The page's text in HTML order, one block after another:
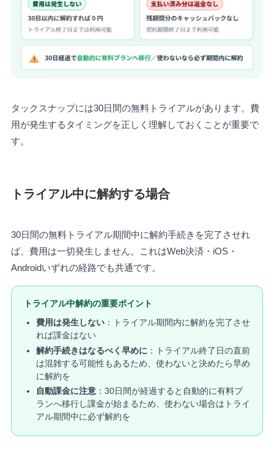
タックスナップには30日間の無料トライアルがあります。費
用が発生するタイミングを正しく理解しておくことが重要で
す。
トライアル中に解約する場合
30日間の無料トライアル期間中に解約手続きを完了させれ
ば、費用は一切発生しません。これはWeb決済・iOS・
Androidいずれの経路でも共通です。
トライアル中解約の重要ポイント
費用は発生しない：トライアル期間内に解約を完了させ
れば課金はない
解約手続きはなるべく早めに ：トライアル終了日の直前
は混雑する可能性もあるため、使わないと決めたら早め
に解約を
自動課金に注意：30日間が経過すると自動的に有料プ
ランへ移行し課金が始まるため、使わない場合はトライ
アル期間中に必ず解約を